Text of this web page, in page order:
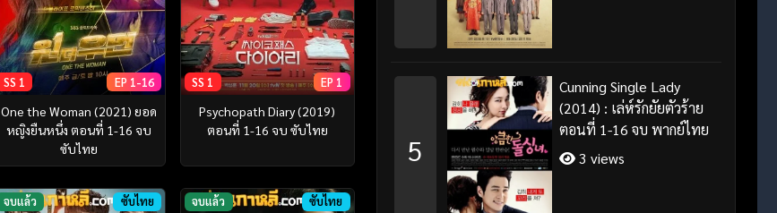
SS 1 EP 1-16
One the Woman (2021) ยอด
หญิงยืนหนึ่ง ตอนที่ 1-16 จบ
ซับไทย
SS 1 EP 1
Psychopath Diary (2019)
ตอนที่ 1-16 จบ ซับไทย
จบแล้ว ซับไทย จบแล้ว ซับไทย
5
Cunning Single Lady
(2014) : เล่ห์รักยัยตัวร้าย
ตอนที่ 1-16 จบ พากย์ไทย
3 views